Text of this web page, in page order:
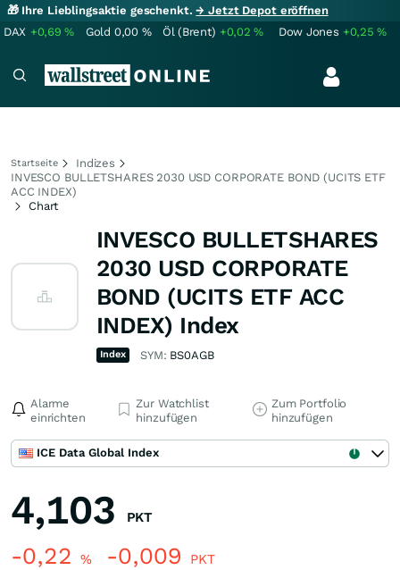
🎁 Ihre Lieblingsaktie geschenkt.→ Jetzt Depot eröffnen
DAX +0,69% Gold 0,00 % Öl (Brent) +0,02% Dow Jones +0,25%
Startseite
Indizes
INVESCO BULLETSHARES 2030 USD CORPORATE BOND (UCITS ETF
ACC INDEX)
Chart
INVESCO BULLETSHARES
2030 USD CORPORATE
BOND (UCITS ETF ACC
INDEX) Index
Index SYM: BS0AGB
Alarme
einrichten
Zur Watchlist
hinzufügen
Zum Portfolio
hinzufügen
ICE Data Global Index
4,103 PKT
-0,22 % -0,009 PKT